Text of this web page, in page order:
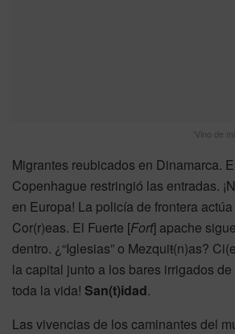
'Vino de
Migrantes reubicados en Dinamarca.
Copenhague restringió las entradas.
en Europa! La policía de frontera
Cor(r)eas. El Fuerte [Fort] apache
dentro. ¿“Iglesias” o Mezquit(n)as?
la capital junto a los bares irrigados de
toda la vida! San(t)idad.
Las vivencias de los caminantes del